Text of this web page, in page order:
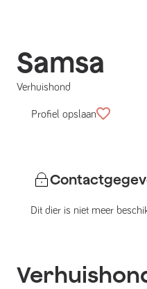
Samsa
Verhuishond
Profiel opslaan
Dit dier is niet meer